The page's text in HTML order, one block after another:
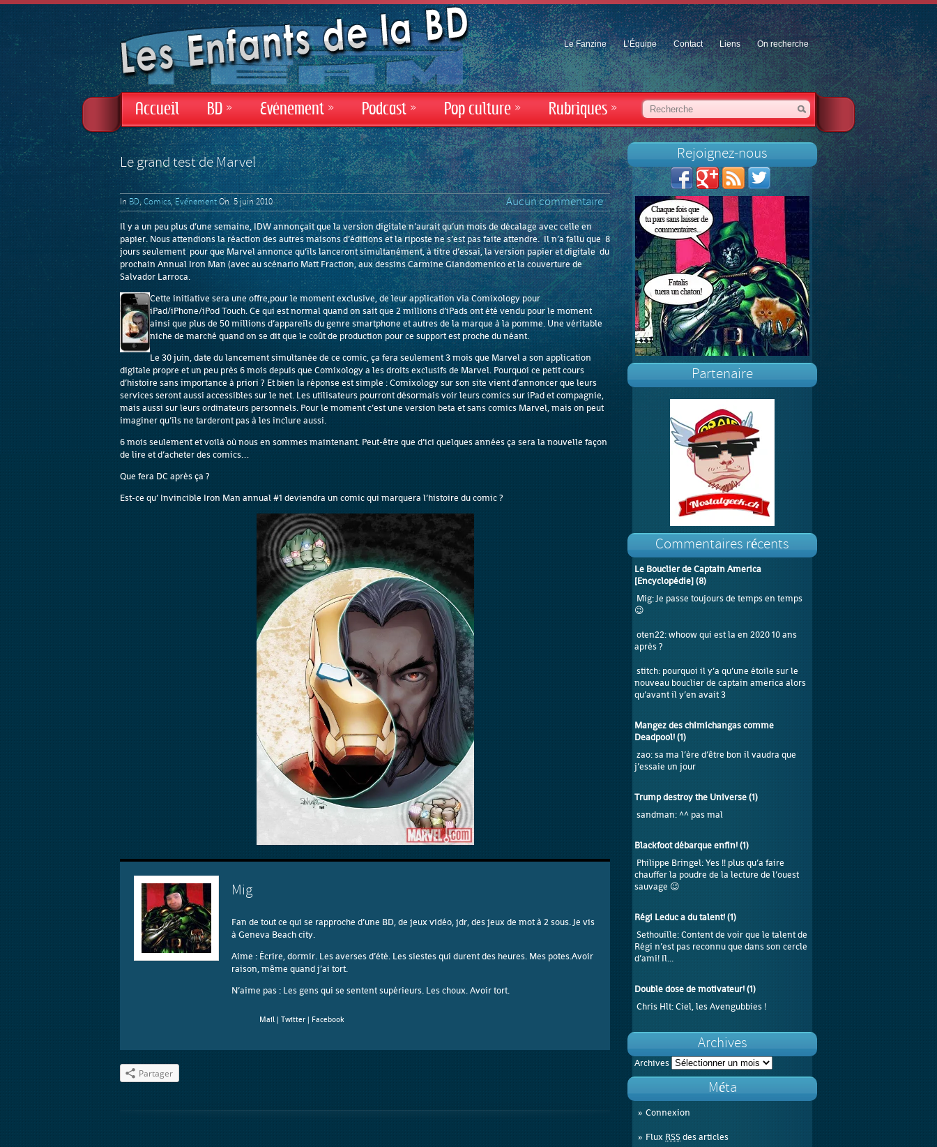
Le Fanzine L’Équipe Contact Liens On recherche
Accueil BD » Evénement » Podcast » Pop culture » Rubriques »
Rejoignez-nous
Partenaire
Commentaires récents
Le Bouclier de Captain America
[Encyclopédie](8)
Mig: Je passe toujours de temps en temps
😉
oten22: whoow qui est la en 2020 10 ans
après ?
stitch: pourquoi il y’a qu’une étoile sur le
nouveau bouclier de captain america alors
qu’avant il y’en avait 3
Mangez des chimichangas comme
Deadpool!(1)
zao: sa ma l’ère d’être bon il vaudra que
j’essaie un jour
Trump destroy the Universe(1)
sandman: ^^ pas mal
Blackfoot débarque enfin!(1)
Philippe Bringel: Yes !! plus qu’a faire
chauffer la poudre de la lecture de l’ouest
sauvage 😉
Régi Leduc a du talent!(1)
Sethouille: Content de voir que le talent de
Régi n’est pas reconnu que dans son cercle
d’ami! Il...
Double dose de motivateur!(1)
Chris Hlt: Ciel, les Avengubbies !
Archives
Archives
Méta
Connexion
Flux RSSdes articles
Le grand test de Marvel
Aucun commentaire
In BD,Comics,Evénement On 5 juin 2010
Il y a un peu plus d’une semaine, IDW annonçait que la version digitale n’aurait qu’un mois de décalage avec celle en
papier. Nous attendions la réaction des autres maisons d’éditions et la riposte ne s’est pas faite attendre. Il n’a fallu que 8
jours seulement pour que Marvel annonce qu’ils lanceront simultanément, à titre d’essai, la version papier et digitale du
prochain Annual Iron Man (avec au scénario Matt Fraction, aux dessins Carmine Giandomenico et la couverture de
Salvador Larroca.
Cette initiative sera une offre,pour le moment exclusive, de leur application via Comixology pour
iPad/iPhone/iPod Touch. Ce qui est normal quand on sait que 2 millions d’iPads ont été vendu pour le moment
ainsi que plus de 50 millions d’appareils du genre smartphone et autres de la marque à la pomme. Une véritable
niche de marché quand on se dit que le coût de production pour ce support est proche du néant.
Le 30 juin, date du lancement simultanée de ce comic, ça fera seulement 3 mois que Marvel a son application
digitale propre et un peu près 6 mois depuis que Comixology a les droits exclusifs de Marvel. Pourquoi ce petit cours
d’histoire sans importance à priori ? Et bien la réponse est simple : Comixology sur son site vient d’annoncer que leurs
services seront aussi accessibles sur le net. Les utilisateurs pourront désormais voir leurs comics sur iPad et compagnie,
mais aussi sur leurs ordinateurs personnels. Pour le moment c’est une version beta et sans comics Marvel, mais on peut
imaginer qu’ils ne tarderont pas à les inclure aussi.
6 mois seulement et voilà où nous en sommes maintenant. Peut-être que d’ici quelques années ça sera la nouvelle façon
de lire et d’acheter des comics…
Que fera DC après ça ?
Est-ce qu’ Invincible Iron Man annual #1 deviendra un comic qui marquera l’histoire du comic ?
Mig
Fan de tout ce qui se rapproche d’une BD, de jeux vidéo, jdr, des jeux de mot à 2 sous. Je vis
à Geneva Beach city.
Aime : Écrire, dormir. Les averses d’été. Les siestes qui durent des heures. Mes potes.Avoir
raison, même quand j’ai tort.
N’aime pas : Les gens qui se sentent supérieurs. Les choux. Avoir tort.
Mail | Twitter | Facebook
Partager